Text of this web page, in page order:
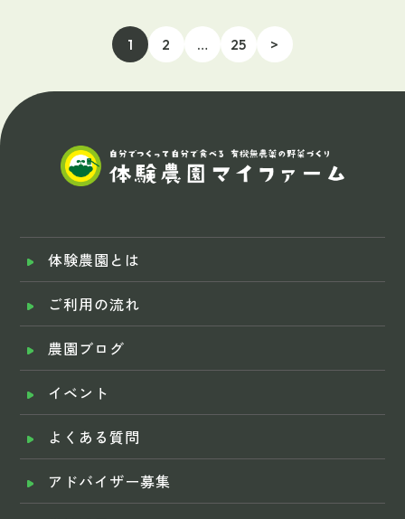
1 2 … 25 >
体験農園とは
ご利用の流れ
農園ブログ
イベント
よくある質問
アドバイザー募集